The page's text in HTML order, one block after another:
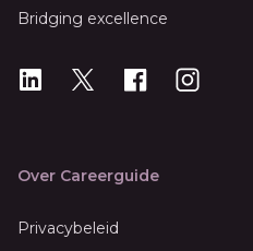
Bridging excellence
LinkedIn
X Instagram
Over Careerguide
Privacybeleid